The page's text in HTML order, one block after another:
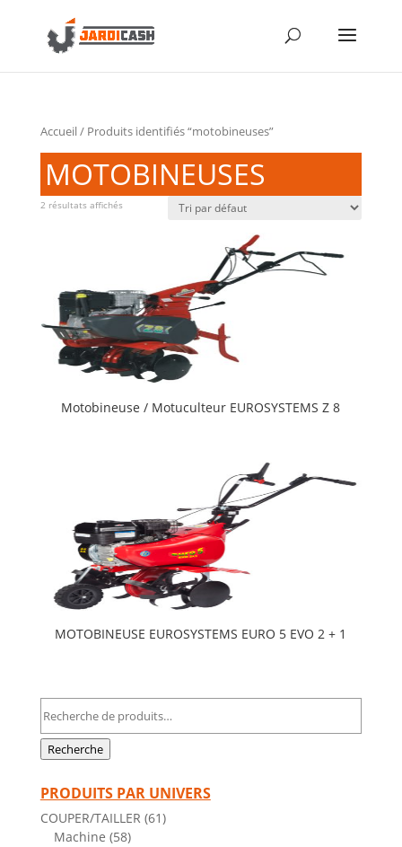
Accueil/ Produits identifiés “motobineuses”
MOTOBINEUSES
2 résultats affichés
Motobineuse / Motuculteur EUROSYSTEMS Z 8
MOTOBINEUSE EUROSYSTEMS EURO 5 EVO 2 + 1
pour :
Recherche
PRODUITS PAR UNIVERS
COUPER/TAILLER (61)
Machine (58)